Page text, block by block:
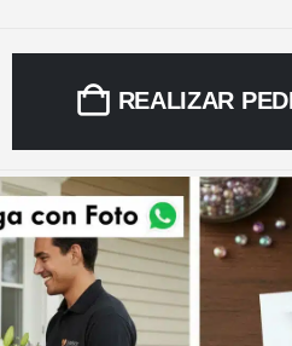
REALIZAR